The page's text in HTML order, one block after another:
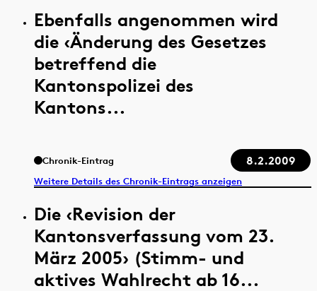
Ebenfalls angenommen wird
die ‹Änderung des Gesetzes
betreffend die
Kantonspolizei des
Kantons...
Chronik-Eintrag 8.2.2009
Weitere Details des Chronik-Eintrags anzeigen
Die ‹Revision der
Kantonsverfassung vom 23.
März 2005› (Stimm- und
aktives Wahlrecht ab 16...